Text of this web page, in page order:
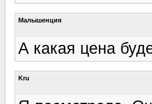
Малышенция
А какая цена
Kru